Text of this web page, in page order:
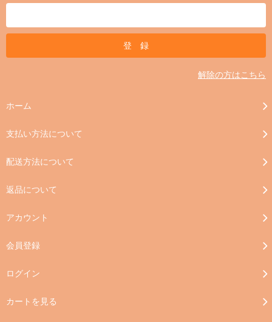
解除の方はこちら
ホーム
支払い方法について
配送方法について
返品について
アカウント
会員登録
ログイン
カートを見る